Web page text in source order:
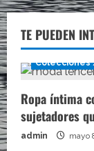
TE PUEDEN
Colecciones
Ropa íntima
sujetadores
admin mayo